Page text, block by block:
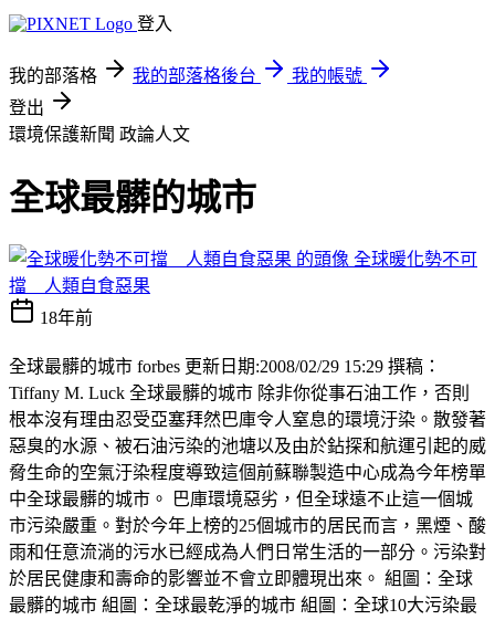
登入
我的部落格 我的部落格後台
我的帳號
登出
環境保護新聞 政論人文
全球最髒的城市
全球暖化勢不可
擋 人類自食惡果
18年前
全球最髒的城市 forbes 更新日期:2008/02/29 15:29 撰稿：
Tiffany M. Luck 全球最髒的城市 除非你從事石油工作，否則
根本沒有理由忍受亞塞拜然巴庫令人窒息的環境汙染。散發著
惡臭的水源、被石油污染的池塘以及由於鉆探和航運引起的威
脅生命的空氣汙染程度導致這個前蘇聯製造中心成為今年榜單
中全球最髒的城市。 巴庫環境惡劣，但全球遠不止這一個城
市污染嚴重。對於今年上榜的25個城市的居民而言，黑煙、酸
雨和任意流淌的污水已經成為人們日常生活的一部分。污染對
於居民健康和壽命的影響並不會立即體現出來。 組圖：全球
最髒的城市 組圖：全球最乾淨的城市 組圖：全球10大污染最